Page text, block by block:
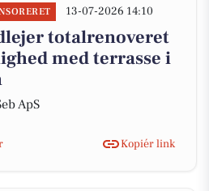
13-07-2026 14:10
totalrenoveret
med terrasse i
ApS
Kopiér link